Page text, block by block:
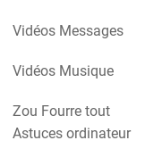
Vidéos Messages
Vidéos Musique
Zou Fourre tout
Astuces ordinateur